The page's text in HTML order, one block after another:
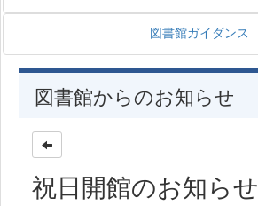
図書館ガイダンス
図書館からのお知らせ
祝日開館のお知らせ